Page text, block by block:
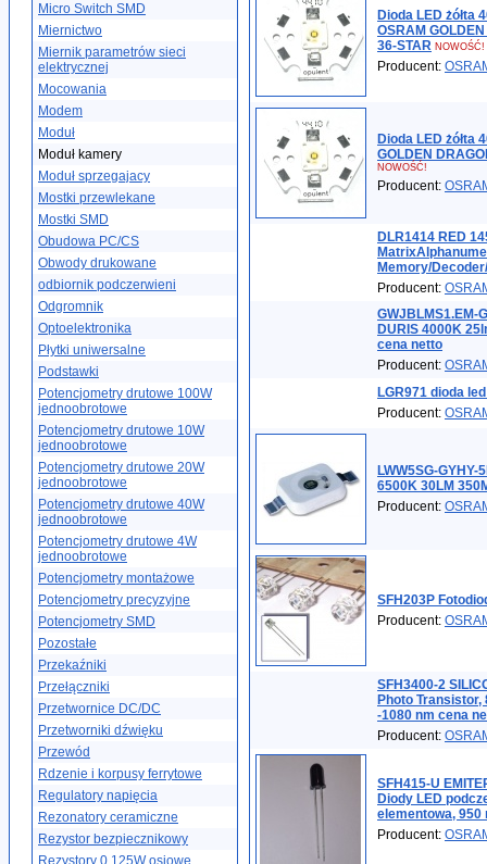
Micro Switch SMD
Miernictwo
Miernik parametrów sieci
elektrycznej
Mocowania
Modem
Moduł
Moduł kamery
Moduł sprzegajacy
Mostki przewlekane
Mostki SMD
Obudowa PC/CS
Obwody drukowane
odbiornik podczerwieni
Odgromnik
Optoelektronika
Płytki uniwersalne
Podstawki
Potencjometry drutowe 100W
jednoobrotowe
Potencjometry drutowe 10W
jednoobrotowe
Potencjometry drutowe 20W
jednoobrotowe
Potencjometry drutowe 40W
jednoobrotowe
Potencjometry drutowe 4W
jednoobrotowe
Potencjometry montażowe
Potencjometry precyzyjne
Potencjometry SMD
Pozostałe
Przekaźniki
Przełączniki
Przetwornice DC/DC
Przetworniki dźwięku
Przewód
Rdzenie i korpusy ferrytowe
Regulatory napięcia
Rezonatory ceramiczne
Rezystor bezpiecznikowy
Rezystory 0.125W osiowe
Dioda LED żółta
OSRAM
36-STAR NOWOŚĆ!
Producent:
Dioda LED żółta
GOLDEN
NOWOŚĆ!
Producent:
DLR1414 RED
Memory/
Producent:
GWJBLMS1.EM-
DURIS 4000K
cena netto
Producent:
LGR971 dioda
Producent:
LWW5SG-GYHY-
6500K 30LM
Producent:
SFH203P
Producent:
SFH3400-2
Photo Transistor,
-1080 nm cena
Producent:
SFH415-U
Diody LED
elementowa, 950
Producent: